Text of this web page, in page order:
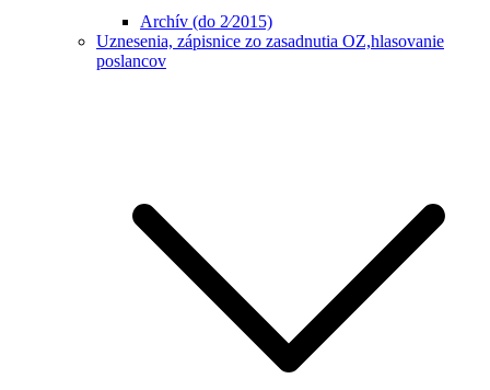
Archív (do 2⁄2015)
Uznesenia, zápisnice zo zasadnutia OZ,hlasovanie
poslancov